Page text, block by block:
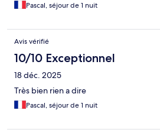
Pascal, séjour de 1 nuit
Avis vérifié
10/10 Exceptionnel
18 déc. 2025
Très bien rien a dire
Pascal, séjour de 1 nuit